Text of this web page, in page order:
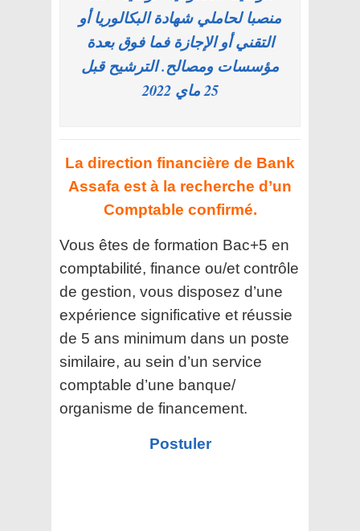
منصبا لحاملي شهادة البكالوريا أو
التقني أو الإجازة فما فوق بعدة
مؤسسات ومصالح. الترشيح قبل
25 ماي 2022
La direction financière de Bank
Assafa est à la recherche d’un
Comptable confirmé.
Vous êtes de formation Bac+5 en
comptabilité, finance ou/et contrôle
de gestion, vous disposez d’une
expérience significative et réussie
de 5 ans minimum dans un poste
similaire, au sein d’un service
comptable d’une banque/
organisme de financement.
Postuler